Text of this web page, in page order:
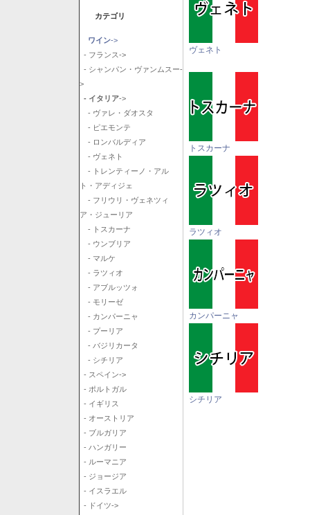
カテゴリ
ワイン->
- フランス->
- シャンパン・ヴァンムスー-
>
- イタリア->
- ヴァレ・ダオスタ
- ピエモンテ
- ロンバルディア
- ヴェネト
- トレンティーノ・アル
ト・アディジェ
- フリウリ・ヴェネツィ
ア・ジューリア
- トスカーナ
- ウンブリア
- マルケ
- ラツィオ
- アブルッツォ
- モリーゼ
- カンパーニャ
- プーリア
- バジリカータ
- シチリア
- スペイン->
- ポルトガル
- イギリス
- オーストリア
- ブルガリア
- ハンガリー
- ルーマニア
- ジョージア
- イスラエル
- ドイツ->
ヴェネト
トスカーナ
ラツィオ
カンパーニャ
シチリア